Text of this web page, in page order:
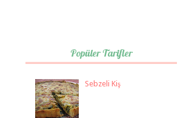
Popüler Tarifler
Sebzeli Kiş